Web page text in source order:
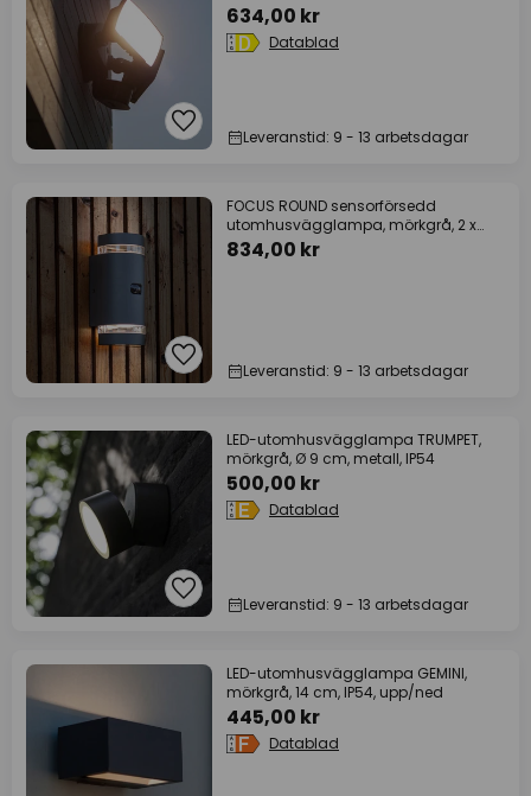
634,00 kr
Datablad
Leveranstid: 9 - 13 arbetsdagar
FOCUS ROUND sensorförsedd
utomhusvägglampa, mörkgrå, 2 x
GU10 IP44
834,00 kr
Leveranstid: 9 - 13 arbetsdagar
LED-utomhusvägglampa TRUMPET,
mörkgrå, Ø 9 cm, metall, IP54
500,00 kr
Datablad
Leveranstid: 9 - 13 arbetsdagar
LED-utomhusvägglampa GEMINI,
mörkgrå, 14 cm, IP54, upp/ned
445,00 kr
Datablad